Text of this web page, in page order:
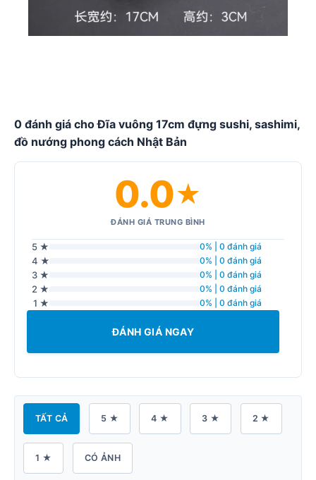
0 đánh giá cho Đĩa vuông 17cm đựng sushi, sashimi,
đồ nướng phong cách Nhật Bản
0.0★
ĐÁNH GIÁ TRUNG BÌNH
5 ★ 0% | 0 đánh giá
4 ★ 0% | 0 đánh giá
3 ★ 0% | 0 đánh giá
2 ★ 0% | 0 đánh giá
1 ★ 0% | 0 đánh giá
ĐÁNH GIÁ NGAY
TẤT CẢ 5 ★ 4 ★ 3 ★ 2 ★
1 ★ CÓ ẢNH